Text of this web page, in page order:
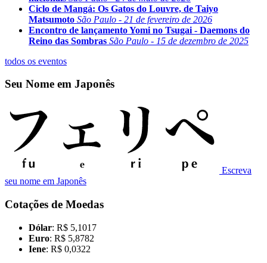
Ciclo de Mangá: Os Gatos do Louvre, de Taiyo
Matsumoto São Paulo - 21 de fevereiro de 2026
Encontro de lançamento Yomi no Tsugai - Daemons do
Reino das Sombras São Paulo - 15 de dezembro de 2025
todos os eventos
Seu Nome em Japonês
Escreva
seu nome em Japonês
Cotações de Moedas
Dólar: R$ 5,1017
Euro: R$ 5,8782
Iene: R$ 0,0322